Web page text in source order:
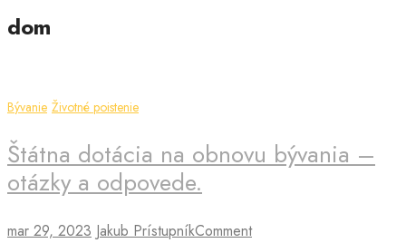
dom
Bývanie Životné poistenie
Štátna dotácia na obnovu bývania –
otázky a odpovede.
mar 29, 2023 Jakub PrístupníkCommenton